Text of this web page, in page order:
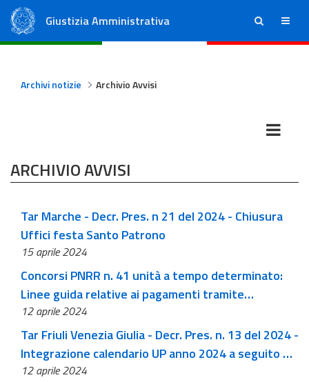
Giustizia Amministrativa ricerca menu
Archivi notizie Archivio Avvisi
ARCHIVIO AVVISI
Tar Marche - Decr. Pres. n 21 del 2024 - Chiusura
Uffici festa Santo Patrono
15 aprile 2024
Concorsi PNRR n. 41 unità a tempo determinato:
Linee guida relative ai pagamenti tramite
Piattaforma incassi
12 aprile 2024
Tar Friuli Venezia Giulia - Decr. Pres. n. 13 del 2024 -
Integrazione calendario UP anno 2024 a seguito di
elezioni amministrative
12 aprile 2024